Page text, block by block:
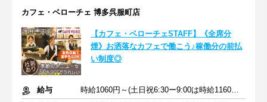
カフェ・ベローチェ 博多呉服町店
【カフェ・ベローチェSTAFF】《全席分
煙》お洒落なカフェで働こう♪稼働分の前払
い制度◎
給与
時給1060円～(土日祝6:30ー9:00は時給1160円)＋交通費